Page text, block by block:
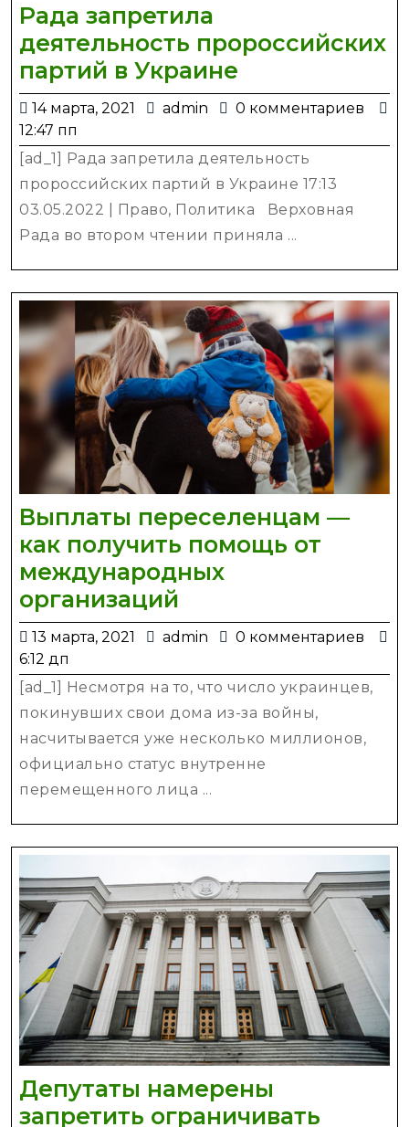
Рада запретила
деятельность пророссийских
партий в Украине
запретила
деятельность
партий
в
Украине
14 марта, 2021
14
2021
admin admin
0 комментариев
12:47 пп
[ad_1] Рада запретила деятельность
пророссийских партий в Украине 17:13
03.05.2022 | Право, Политика Верховная
Рада во втором чтении приняла ...
Выплаты переселенцам —
как получить помощь от
международных
организаций
переселенцам
как
получить
помощь
от
международных
организаций
13 марта, 2021
13
2021
admin admin
0 комментариев
6:12 дп
[ad_1] Несмотря на то, что число украинцев,
покинувших свои дома из-за войны,
насчитывается уже несколько миллионов,
официально статус внутренне
перемещенного лица ...
Депутаты намерены
запретить ограничивать